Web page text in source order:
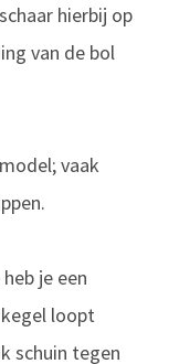
hierbij op
van de bol
vaak
je een
loopt
schuin tegen